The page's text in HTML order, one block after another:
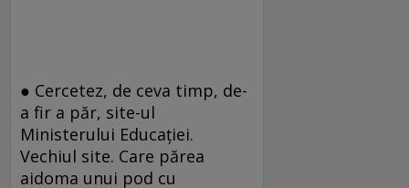
● Cercetez, de ceva timp, de-
a fir a păr, site-ul
Ministerului Educației.
Vechiul site. Care părea
aidoma unui pod cu